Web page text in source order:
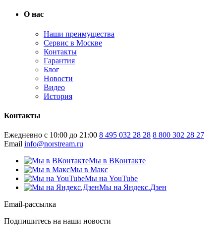
О нас
Наши преимущества
Сервис в Москве
Контакты
Гарантия
Блог
Новости
Видео
История
Контакты
Ежедневно с 10:00 до 21:00 8 495 032 28 28 8 800 302 28 27
Email info@norstream.ru
Мы в ВКонтакте
Мы в Макс
Мы на YouTube
Мы на Яндекс.Дзен
Email-рассылка
Подпишитесь на наши новости